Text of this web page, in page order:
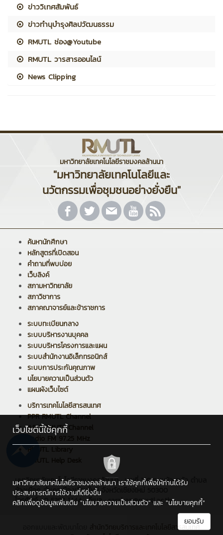
ข่าววิเทศสัมพันธ์
ข่าวทำนุบำรุงศิลปวัฒนธรรม
RMUTL ช่อง@Youtube
RMUTL วารสารออนไลน์
News Clipping
มหาวิทยาลัยเทคโนโลยีราชมงคลล้านนา
"มหาวิทยาลัยเทคโนโลยีและ
นวัตกรรมเพื่อชุมชนอย่างยั่งยืน"
ค้นหานักศึกษา
หลักสูตรที่เปิดสอน
คำถามที่พบบ่อย
เว็บลิงค์
สภามหาวิทยาลัย
สภาวิชาการ
สภาคณาจารย์และข้าราชการ
ระบบทะเบียนกลาง
ระบบบริหารงานบุคคล
ระบบบริหารโครงการและแผน
ระบบสำนักงานอิเล็กทรอนิกส์
ระบบการประกันคุณภาพ
นโยบายความเป็นส่วนตัว
แผนผังเว็บไซต์
บริการเทคโนโลยีสารสนเทศ
PPR RMUTL Channel
ARIT RMUTL Channel
Radio FM 97.25 MHz
มหาวิทยาลัยเทคโนโลยีราชมงคลล้านนา : เลขที่ 128 ถนนห้วยแก้ว ตำบล
ช้างเผือก อำเภอเมืองเชียงใหม่ จังหวัดเชียงใหม่ 50300
โทรศัพท์ : 0 5392 1444 , อีเมล : saraban@rmutl.ac.th
เว็บไซต์นี้ใช้คุกกี้
มหาวิทยาลัยเทคโนโลยีราชมงคลล้านนา เราใช้คุกกี้เพื่อให้ท่านได้รับ
ประสบการณ์การใช้งานที่ดียิ่งขึ้น
คลิกเพื่อดูข้อมูลเพิ่มเติม "นโยบายความเป็นส่วนตัว" และ "นโยบายคุกกี้"
ยอมรับ
สำนักวิทยบริการและเทคโนโลยีสารสนเทศ